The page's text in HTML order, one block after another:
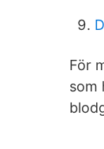
För
som